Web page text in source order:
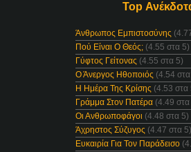
Top
Άνθρωπος Εμπιστοσύνης
Πού Είναι Ο Θεός; (4.55 στα 5)
Γύφτος Γείτονας (4.55 στα 5)
Ο Άνεργος Ηθοποιός (4.54
Η Ημέρα Της Κρίσης (4.53 στα
Γράμμα Στον Πατέρα (4.49 στα
Οι Ανθρωποφάγοι (4.48 στα 5)
Άχρηστος Σύζυγος (4.47 στα 5)
Ευκαιρία Για Τον Παράδεισο